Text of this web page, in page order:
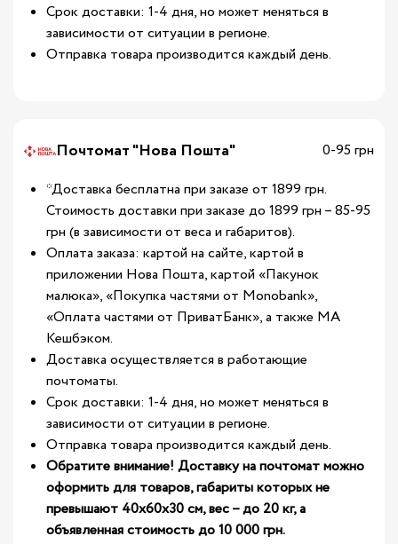
Срок доставки: 1-4 дня, но может меняться в
зависимости от ситуации в регионе.
Отправка товара производится каждый день.
Почтомат "Нова Пошта"
0-95 грн
*Доставка бесплатна при заказе от 1899 грн.
Стоимость доставки при заказе до 1899 грн – 85-95
грн (в зависимости от веса и габаритов).
Оплата заказа: картой на сайте, картой в
приложении Нова Пошта, картой «Пакунок
малюка», «Покупка частями от Monobank»,
«Оплата частями от ПриватБанк», а также МА
Кешбэком.
Доставка осуществляется в работающие
почтоматы.
Срок доставки: 1-4 дня, но может меняться в
зависимости от ситуации в регионе.
Отправка товара производится каждый день.
Обратите внимание! Доставку на почтомат можно
оформить для товаров, габариты которых не
превышают 40х60х30 см, вес – до 20 кг, а
объявленная стоимость до 10 000 грн.